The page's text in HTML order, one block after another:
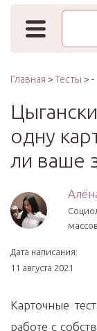
Поиск
Главная > Тесты > -
одну
ли ваше
Дата написания:
11 августа 2021
Карточные
работе с